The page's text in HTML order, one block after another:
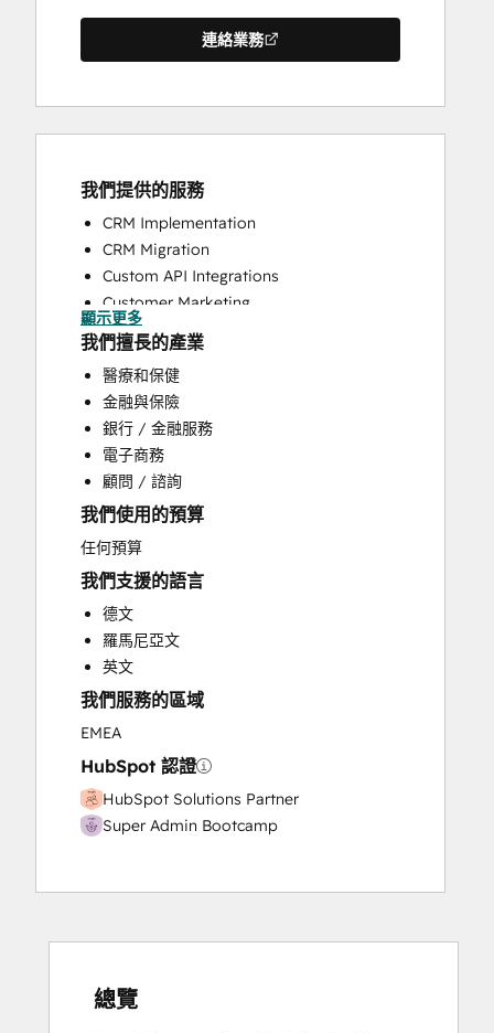
連絡業務
我們提供的服務
CRM Implementation
CRM Migration
Custom API Integrations
Customer Marketing
Customer Success Training
Customer Support Training
Customer Survey and Analysis
Email Marketing
Full Inbound Marketing Services
Help Desk Implementation
HubSpot Onboarding
Knowledge Base Development
Programmable Automation
Public Relations
Sales and Marketing Alignment
Sales Coaching and Training
Sales Enablement
Search Engine Optimization
Website Design
Website Development
Website Migration
顯示更多
我們擅長的產業
醫療和保健
金融與保險
銀行 / 金融服務
電子商務
顧問 / 諮詢
我們使用的預算
任何預算
我們支援的語言
德文
羅馬尼亞文
英文
我們服務的區域
EMEA
HubSpot 認證
HubSpot Solutions Partner
Super Admin Bootcamp
總覽